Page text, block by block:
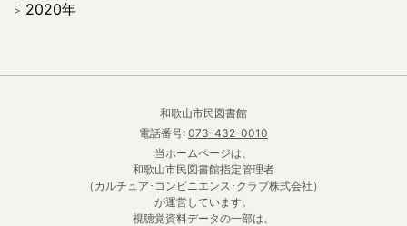
2020年
和歌山市民図書館
電話番号: 073-432-0010
当ホームページは、
和歌山市民図書館指定管理者
（カルチュア･コンビニエンス･クラブ株式会社）
が運営しています。
視聴覚資料データの一部は、